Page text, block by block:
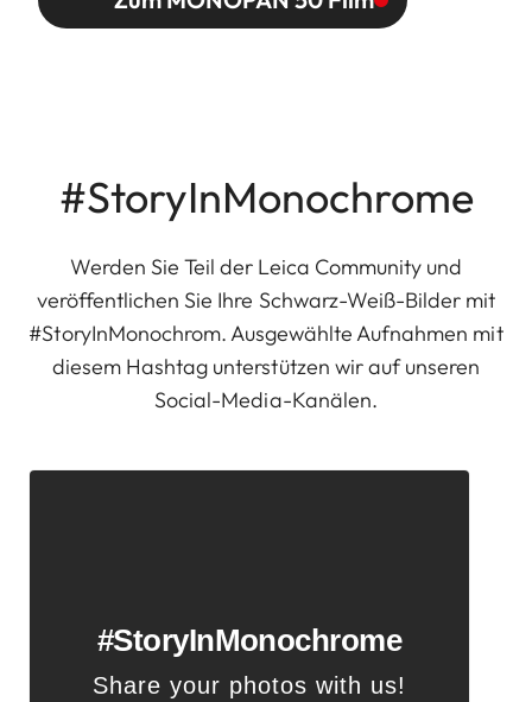
#StoryInMonochrome
Werden Sie Teil der Leica Community und
veröffentlichen Sie Ihre Schwarz-Weiß-Bilder mit
#StoryInMonochrom. Ausgewählte Aufnahmen mit
diesem Hashtag unterstützen wir auf unseren
Social-Media-Kanälen.